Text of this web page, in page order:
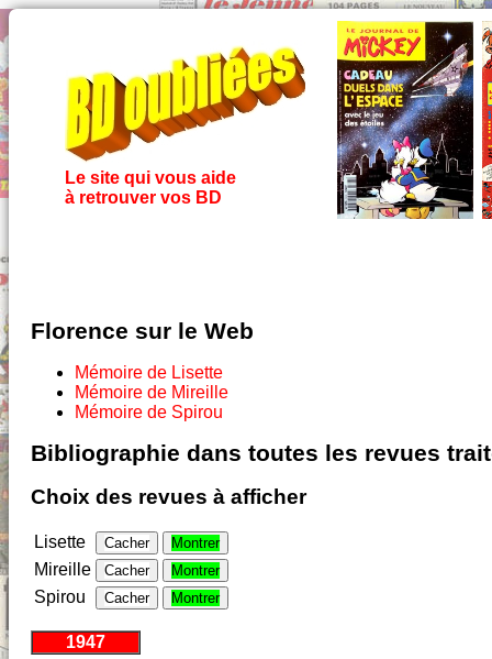
Le site qui vous aide
à retrouver vos BD
Florence sur le Web
Mémoire de Lisette
Mémoire de Mireille
Mémoire de Spirou
Bibliographie dans toutes les revues
Choix des revues à afficher
Lisette Cacher Montrer
Mireille Cacher Montrer
Spirou Cacher Montrer
1947